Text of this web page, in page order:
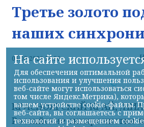
Третье золото
наших
06.08.2026 18:36
Фото ТГ-канала
КРАСНОЯРСКИЙ КРАЙ, /
Российские синхронистки
На сайте
Для обеспечения оптимальной
использования и улучшения
веб-сайте могут использоваться
том числе Яндекс.Метрика),
вашем устройстве cookie-файлы.
веб-сайта, вы соглашаетесь с
технологий и размещением